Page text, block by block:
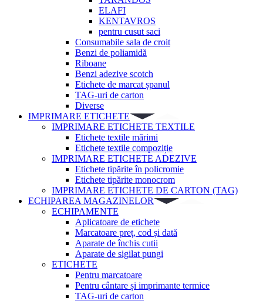
ELAFI
KENTAVROS
pentru cusut saci
Consumabile sala de croit
Benzi de poliamidă
Riboane
Benzi adezive scotch
Etichete de marcat șpanul
TAG-uri de carton
Diverse
IMPRIMARE ETICHETE
IMPRIMARE ETICHETE TEXTILE
Etichete textile mărimi
Etichete textile compoziție
IMPRIMARE ETICHETE ADEZIVE
Etichete tipărite în policromie
Etichete tipărite monocrom
IMPRIMARE ETICHETE DE CARTON (TAG)
ECHIPAREA MAGAZINELOR
ECHIPAMENTE
Aplicatoare de etichete
Marcatoare preț, cod și dată
Aparate de închis cutii
Aparate de sigilat pungi
ETICHETE
Pentru marcatoare
Pentru cântare și imprimante termice
TAG-uri de carton